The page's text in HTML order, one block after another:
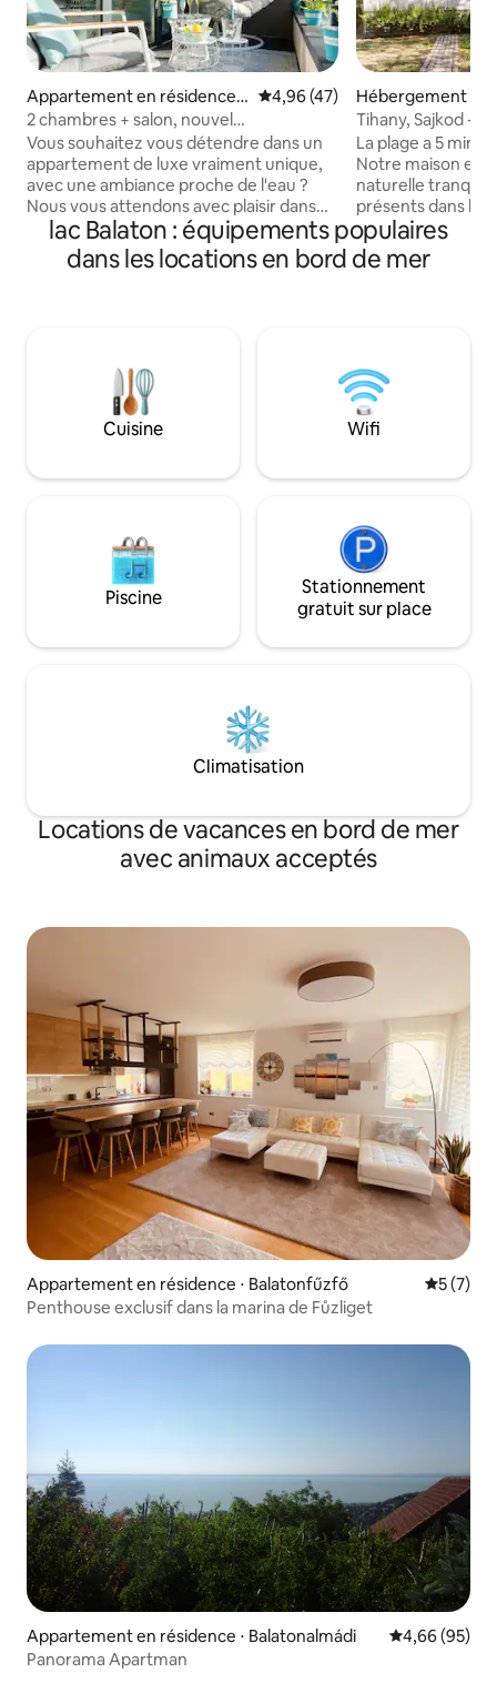
Appartement en résidence ⋅
Keszthely
Évaluation moyenne sur la
4,96 (47)
2 chambres + salon, nouvel
appartement de luxe près de l'eau
Vous souhaitez vous détendre dans un
appartement de luxe vraiment unique,
avec une ambiance proche de l'eau ?
Nous vous attendons avec plaisir dans
notre appartement équipé de tout le
confort ! À seulement 5 minutes à pied
du port de plaisance et de la plage de
bureau + 1 salle de bain + 2 demi-salles
de bain avec 2 toilettes + hall d'entrée.
Terrasse circulaire de 37 m², chaque
chambre ayant sa propre sortie.
Balaton, sans vis-à-vis !
Hébergement ⋅
Tihany, Sajkod -
La plage a 5 min
Notre maison
naturelle
présents dans la
(fourmis/
maison - guêpes,
d'Esculape,
prix est pour le
uniquement et
6 adultes.
dispose d'une
2 adultes et 2-3
lac Balaton : équipements populaires
dans les locations en bord de mer
Cuisine Wifi
Piscine
Stationnement
gratuit sur place
Climatisation
Locations de vacances en bord de mer
avec animaux acceptés
Appartement en résidence ⋅ Balatonfűzfő
5 (7)
Penthouse exclusif dans la marina de Fůzliget
Appartement en résidence ⋅ Balatonalmádi Évaluation
4,66 (95)
Panorama Apartman